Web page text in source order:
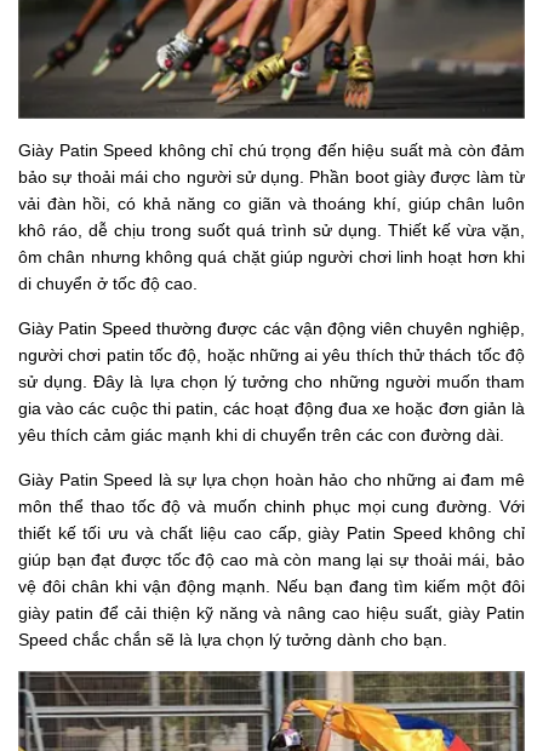
Giày Patin Speed không chỉ chú trọng đến hiệu suất mà còn đảm
bảo sự thoải mái cho người sử dụng. Phần boot giày được làm từ
vải đàn hồi, có khả năng co giãn và thoáng khí, giúp chân luôn
khô ráo, dễ chịu trong suốt quá trình sử dụng. Thiết kế vừa vặn,
ôm chân nhưng không quá chặt giúp người chơi linh hoạt hơn khi
di chuyển ở tốc độ cao.
Giày Patin Speed thường được các vận động viên chuyên nghiệp,
người chơi patin tốc độ, hoặc những ai yêu thích thử thách tốc độ
sử dụng. Đây là lựa chọn lý tưởng cho những người muốn tham
gia vào các cuộc thi patin, các hoạt động đua xe hoặc đơn giản là
yêu thích cảm giác mạnh khi di chuyển trên các con đường dài.
Giày Patin Speed là sự lựa chọn hoàn hảo cho những ai đam mê
môn thể thao tốc độ và muốn chinh phục mọi cung đường. Với
thiết kế tối ưu và chất liệu cao cấp, giày Patin Speed không chỉ
giúp bạn đạt được tốc độ cao mà còn mang lại sự thoải mái, bảo
vệ đôi chân khi vận động mạnh. Nếu bạn đang tìm kiếm một đôi
giày patin để cải thiện kỹ năng và nâng cao hiệu suất, giày Patin
Speed chắc chắn sẽ là lựa chọn lý tưởng dành cho bạn.